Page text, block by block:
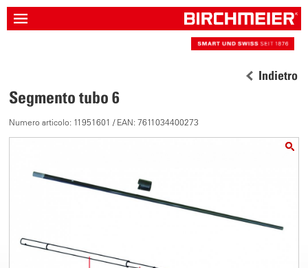
Indietro
Segmento tubo 6
Numero articolo: 11951601 / EAN: 7611034400273